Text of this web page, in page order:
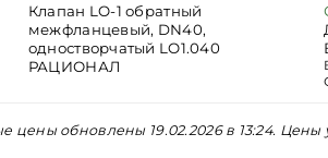
Клапан LO-1 обратный
межфланцевый, DN40,
одностворчатый LO1.040
РАЦИОНАЛ
цены обновлены 19.02.2026 в 13:24. Цены